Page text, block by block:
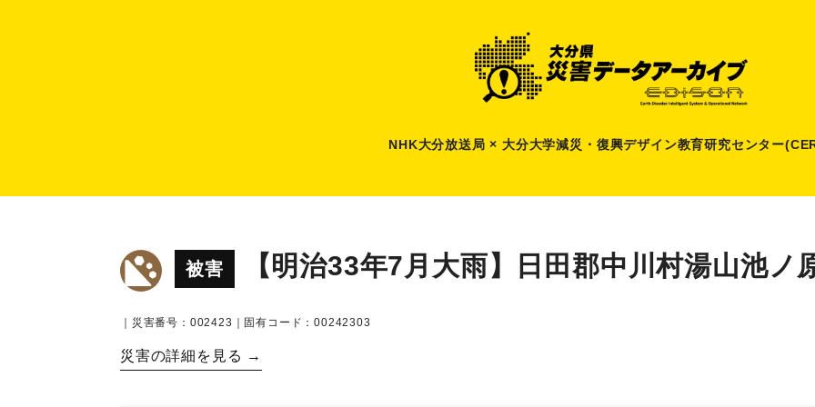
NHK大分放送局 × 大分大学減災 ・ 復興デザイン教育研究センター
被害 【明治33年7月大雨】日田郡中川村湯山池ノ
｜災害番号：002423｜固有コード：00242303
災害の詳細を見る →